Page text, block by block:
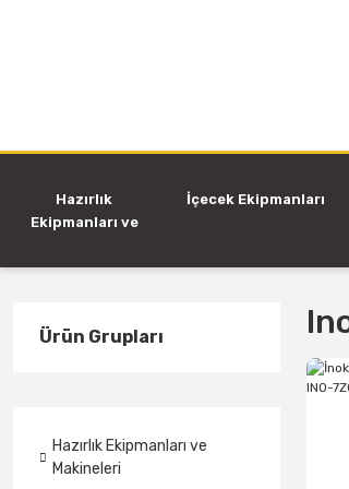
Hazırlık
Ekipmanları ve
İçecek Ekipmanları
Ürün Grupları
Hazırlık Ekipmanları ve
Makineleri